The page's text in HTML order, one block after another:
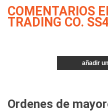
COMENTARIOS
TRADING CO.
añadir
Ordenes de